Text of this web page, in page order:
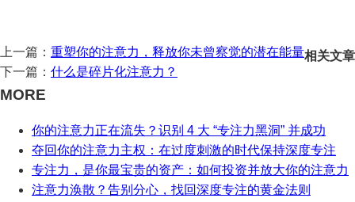
上一篇： 重塑你的注意力，释放你未曾察觉的潜在能量
下一篇： 什么是碎片化注意力？
相关文章
MORE
你的注意力正在流失？识别 4 大 “专注力黑洞” 并成功
夺回你的注意力主权：在过度刺激的时代保持深度专注
专注力，是你最宝贵的资产：如何投资并放大你的注意力
注意力涣散？告别分心，找回深度专注的黄金法则